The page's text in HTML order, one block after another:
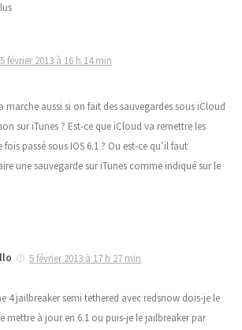
5 février 2013 à 16 h 14 min
marche aussi si on fait des sauvegardes sous iCloud
sur iTunes ? Est-ce que iCloud va remettre les
fois passé sous IOS 6.1 ? Ou est-ce qu’il faut
une sauvegarde sur iTunes comme indiqué sur le
5 février 2013 à 17 h 27 min
4 jailbreaker semi tethered avec redsnow dois-je le
mettre à jour en 6.1 ou puis-je le jailbreaker par